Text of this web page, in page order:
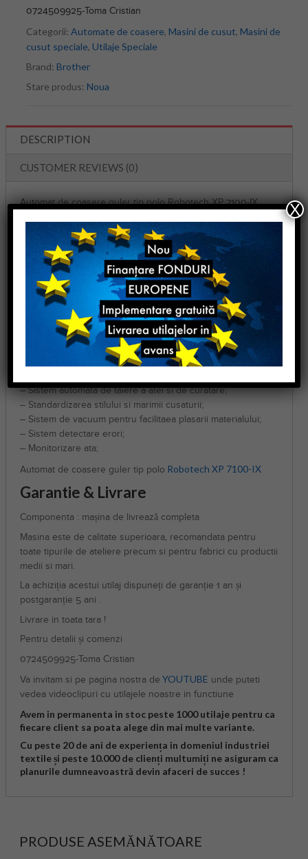
0724509925-Toma Cristian
Categorii: Automate de coasere, Masini de cusut, Masini de
cusut speciale, Utilaje Speciale
Brand: Brother
Stare produs: Noua
DESCRIPTION
CUSTOMER REVIEWS (0)
Automat de coasere guler tip polo Robotech XP 7100-IX
Model : Robotech XP 7100-IX,
SPECIFICATII TEHNICE
Robotech XP 7100-IX, Masina Automata de Cusut Guler Tip
Polo. Aceasta masina automatizeaza total o serie de procese
care tin de cusutul gulerului de tip polo.
– Masina de cusut Brother;
– Panou de control cu touch screen bazat pe Windows;
– Usor de folosit. Panoul operatorului ofera 50 de programe
– Sistem automata de taiere a atei si de curatare;
– Standardizarea stilului si marimii cusaturii;
– Sistem de vacuum pentru facilitaea plasarii materialului;
– Sistem detectare erori;
– Monitorizare ata;
Automat de coasere guler tip polo Robotech XP 7100-IX
Garantie & Livrare
Componenta : mașina de livrează completa
Masina este de calitate superioara, recomandata pentru
toate tipurile de ateliere precum si pentru fabrici cu productii
medii si mari.
La achiziția acestui utilaj dispuneți de garanție 1 an și
postgaranție 5 ani .
Livrare in toata tara !
Pentru detalii și comenzi
0724509925-Toma Cristian
Va invitam si pe pagina nostra de YOUTUBE unde puteti
vedea videoclipuri cu utilajele noastre in functiune
Avem in permanenta in stoc peste 1000 utilaje pentru ca
fiecare client sa poata alege din mai multe variante.
Cu peste 20 de ani de experiența in domeniul industriei
textile și peste 10.000 de clienți multumiți ne asiguram ca
planurile dumneavoastră devin afaceri de succes !
PRODUSE ASEMĂNĂTOARE
X